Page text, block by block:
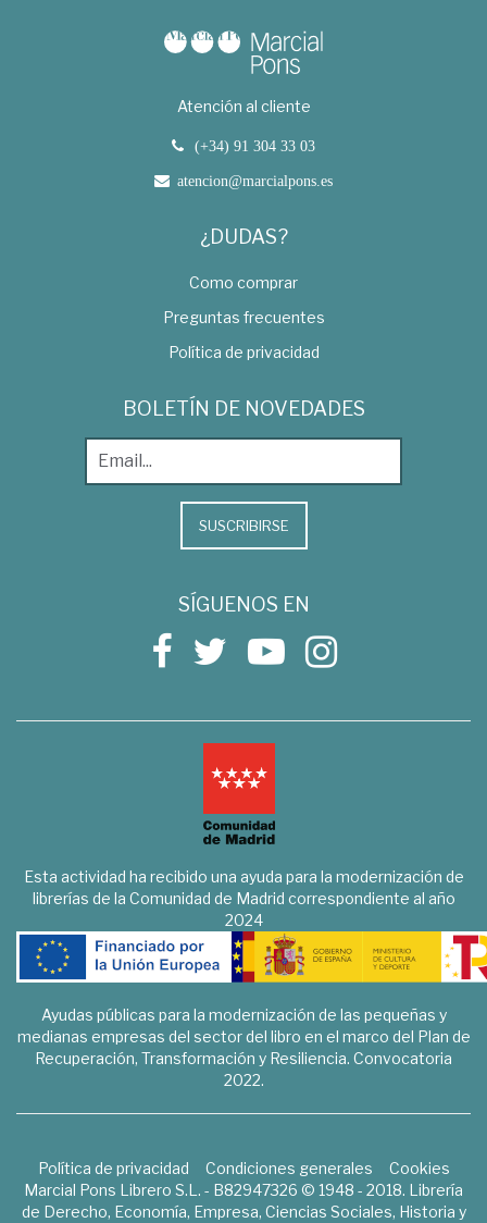
Atención al cliente
(+34) 91 304 33 03
atencion@marcialpons.es
¿DUDAS?
Como comprar
Preguntas frecuentes
Política de privacidad
BOLETÍN DE NOVEDADES
SUSCRIBIRSE
SÍGUENOS EN
Esta actividad ha recibido una ayuda para la modernización de
librerías de la Comunidad de Madrid correspondiente al año
2024
Ayudas públicas para la modernización de las pequeñas y
medianas empresas del sector del libro en el marco del Plan de
Recuperación, Transformación y Resiliencia. Convocatoria
2022.
Política de privacidad Condiciones generales
Cookies
Marcial Pons Librero S.L. - B82947326 © 1948 - 2018. Librería
de Derecho, Economía, Empresa, Ciencias Sociales, Historia y